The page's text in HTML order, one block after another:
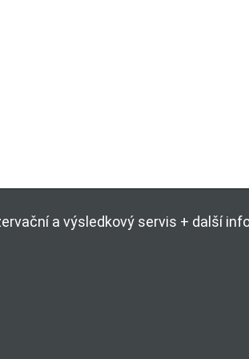
a výsledkový servis + další